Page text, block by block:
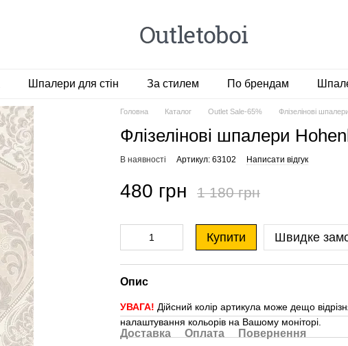
Шпалери для стін За стилем По брендам
Головна Каталог Outlet Sale-65% Флізелінові
Флізелінові шпалери
В наявності Артикул: 63102 Написати відгук
480 грн 1 180 грн
Купити Швидке
Опис
УВАГА! Дійсний колір артикула може дещо
налаштування кольорів на Вашому моніторі.
Доставка Оплата
Повернення